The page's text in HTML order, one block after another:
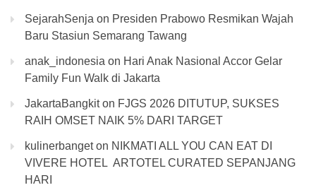
SejarahSenja on Presiden Prabowo Resmikan Wajah
Baru Stasiun Semarang Tawang
anak_indonesia on Hari Anak Nasional Accor Gelar
Family Fun Walk di Jakarta
JakartaBangkiton FJGS 2026 DITUTUP, SUKSES
RAIH OMSET NAIK 5% DARI TARGET
kulinerbangeton NIKMATI ALL YOU CAN EAT DI
VIVERE HOTEL ARTOTEL CURATED SEPANJANG
HARI